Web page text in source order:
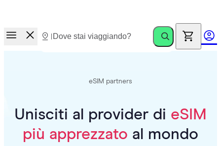
Invita amici. Guadagna fino a €100
eSIM partners
Unisciti al provider di eSIM
più apprezzato al mondo